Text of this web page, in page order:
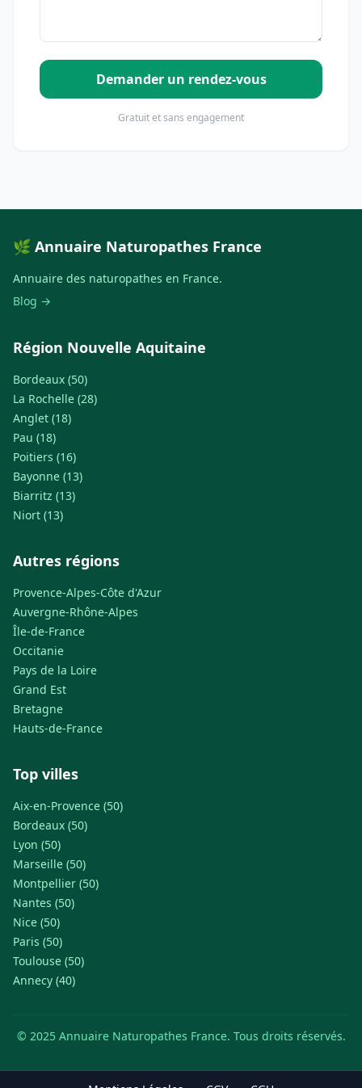
Demander un rendez-vous
Gratuit et sans engagement
🌿 Annuaire Naturopathes France
Annuaire des naturopathes en France.
Blog →
Région Nouvelle Aquitaine
Bordeaux (50)
La Rochelle (28)
Anglet (18)
Pau (18)
Poitiers (16)
Bayonne (13)
Biarritz (13)
Niort (13)
Autres régions
Provence-Alpes-Côte d'Azur
Auvergne-Rhône-Alpes
Île-de-France
Occitanie
Pays de la Loire
Grand Est
Bretagne
Hauts-de-France
Top villes
Aix-en-Provence (50)
Bordeaux (50)
Lyon (50)
Marseille (50)
Montpellier (50)
Nantes (50)
Nice (50)
Paris (50)
Toulouse (50)
Annecy (40)
© 2025 Annuaire Naturopathes France. Tous droits réservés.